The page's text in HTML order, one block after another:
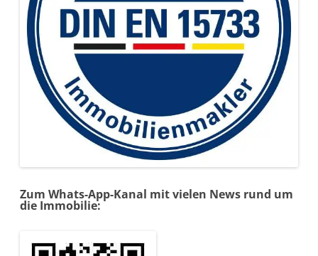
Zum Whats-App-Kanal mit vielen News rund um
die Immobilie: